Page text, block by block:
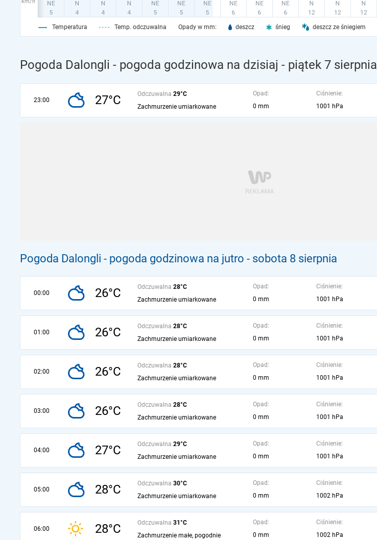
Temperatura Temp. odczuwalna Opady w mm: deszcz śnieg deszcz ze śniegiem
Pogoda Dalongli - pogoda godzinowa na dzisiaj - piątek 7 sierpnia
23:00 27°C Odczuwalna 29°C
Zachmurzenie umiarkowane
Opad:
0 mm
Ciśnienie:
1001 hPa
Pogoda Dalongli - pogoda godzinowa na jutro - sobota 8 sierpnia
00:00 26°C Odczuwalna 28°C
Zachmurzenie umiarkowane
Opad:
0 mm
Ciśnienie:
1001 hPa
01:00 26°C Odczuwalna 28°C
Zachmurzenie umiarkowane
Opad:
0 mm
Ciśnienie:
1001 hPa
02:00 26°C Odczuwalna 28°C
Zachmurzenie umiarkowane
Opad:
0 mm
Ciśnienie:
1001 hPa
03:00 26°C Odczuwalna 28°C
Zachmurzenie umiarkowane
Opad:
0 mm
Ciśnienie:
1001 hPa
04:00 27°C Odczuwalna 29°C
Zachmurzenie umiarkowane
Opad:
0 mm
Ciśnienie:
1001 hPa
05:00 28°C Odczuwalna 30°C
Zachmurzenie umiarkowane
Opad:
0 mm
Ciśnienie:
1002 hPa
06:00 28°C Odczuwalna 31°C
Zachmurzenie małe, pogodnie
Opad:
0 mm
Ciśnienie:
1002 hPa